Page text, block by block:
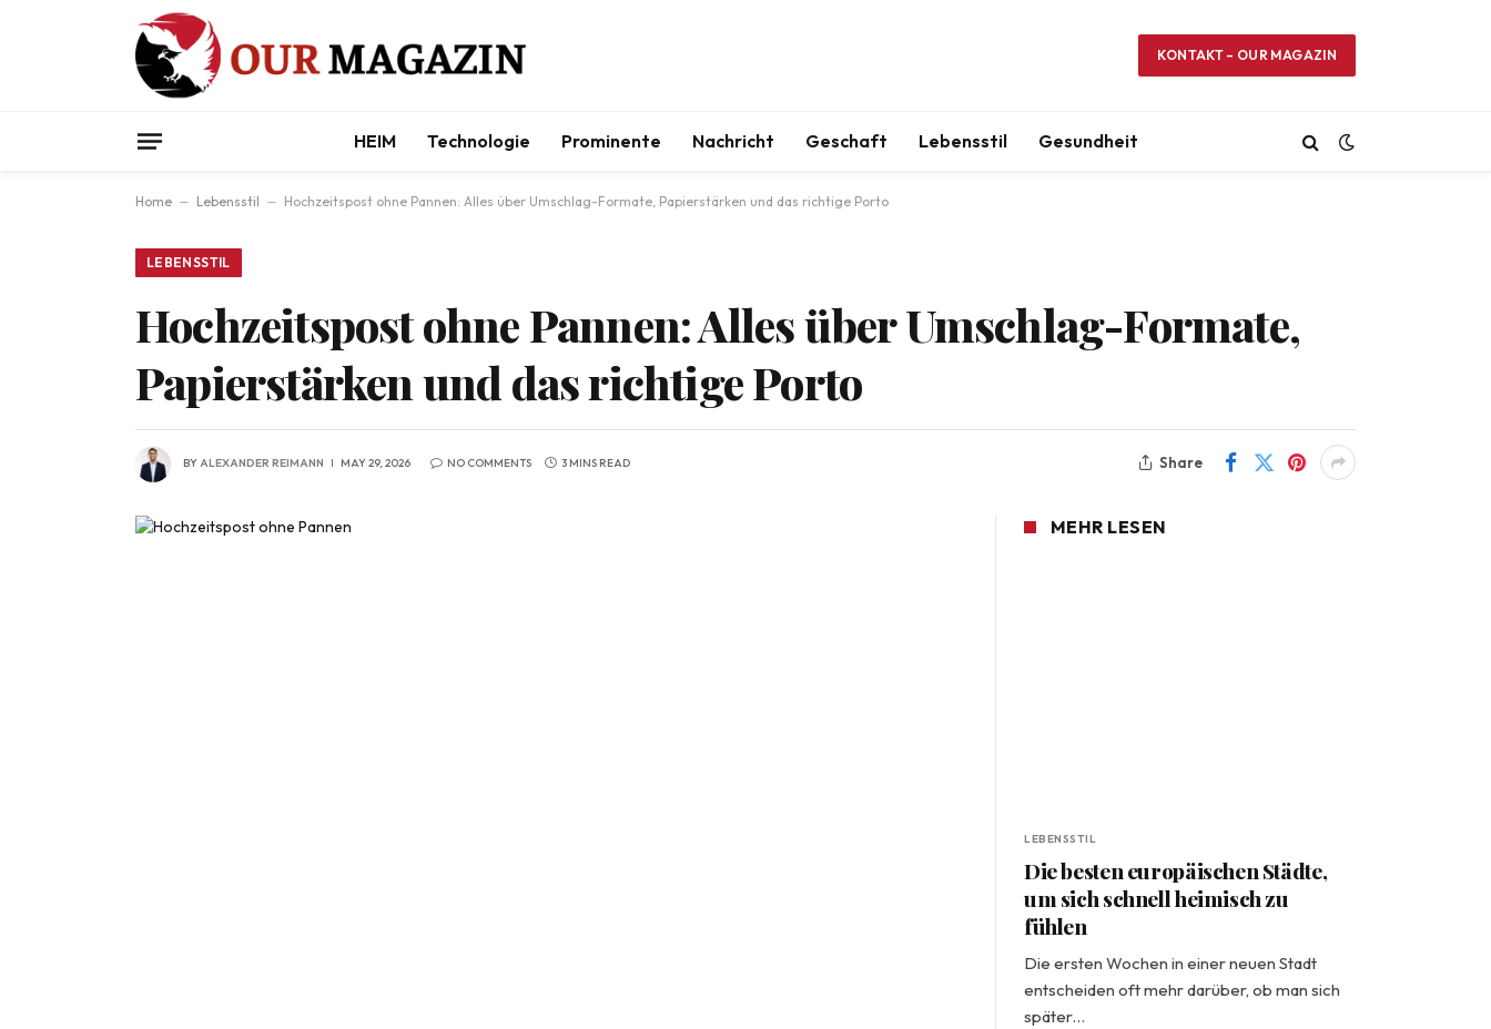
KONTAKT – OUR MAGAZIN
HEIM Technologie Prominente Nachricht Geschaft Lebensstil Gesundheit
Home – Lebensstil – Hochzeitspost ohne Pannen: Alles über Umschlag-Formate, Papierstärken und das richtige Porto
LEBENSSTIL
Hochzeitspost ohne Pannen: Alles über Umschlag-Formate,
Papierstärken und das richtige Porto
BYALEXANDER REIMANN MAY 29, 2026 NO COMMENTS 3 MINS READ Share
MEHR LESEN
LEBENSSTIL
Die besten europäischen Städte,
um sich schnell heimisch zu
fühlen
Die ersten Wochen in einer neuen Stadt
entscheiden oft mehr darüber, ob man sich
später…